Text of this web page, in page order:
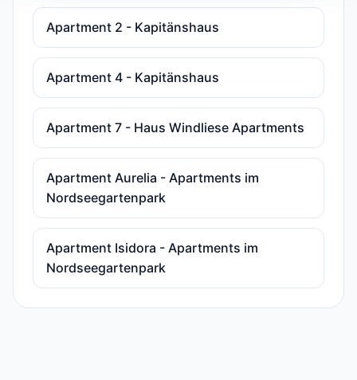
Apartment 2 - Kapitänshaus
Apartment 4 - Kapitänshaus
Apartment 7 - Haus Windliese Apartments
Apartment Aurelia - Apartments im
Nordseegartenpark
Apartment Isidora - Apartments im
Nordseegartenpark